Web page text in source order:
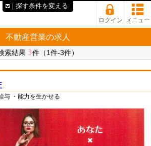
ログイン メニュー
不動産営業の求人
索結果 3件（1件-3件）
与 ・能力を生かせる
探す条件を変える